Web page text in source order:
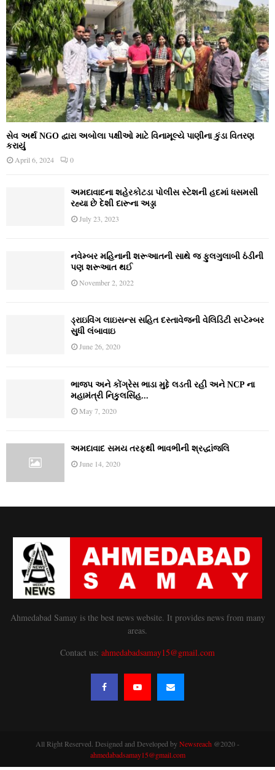
સેવ અર્થ NGO દ્વારા અબોલા પક્ષીઓ માટે વિનામૂલ્યે પાણીના કુંડા વિતરણ
કરાયું
April 6, 2024 0
અમદાવાદના શહેરકોટડા પોલીસ સ્ટેશની હદમાં ધસમસી
રહ્યા છે દેશી દારૂના અડ્ડા
July 23, 2023
નવેમ્‍બર મહિનાની શરૂઆતની સાથે જ ફુલગુલાબી ઠંડીની
પણ શરૂઆત થઈ
November 2, 2022
ડ્રાઇવિંગ લાઇસન્સ સહિત દસ્તાવેજની વેલિડિટી સપ્ટેમ્બર
સુધી લંબાવાઇ
June 26, 2020
ભાજપ અને કોંગ્રેસ ભાડા મુદ્દે લડતી રહી અને NCP ના
મહામંત્રી નિકુલસિંહ...
May 7, 2020
અમદાવાદ સમય તરફથી ભાવભીની શ્રદ્ધાંજલિ
June 14, 2020
Ahmedabad Samay is the best news website. It provides news from many
areas.
Contact us: ahmedabadsamay15@gmail.com
All Right Reserved. Designed and Developed byNewsreach @2020 -
ahmedabadsamay15@gmail.com